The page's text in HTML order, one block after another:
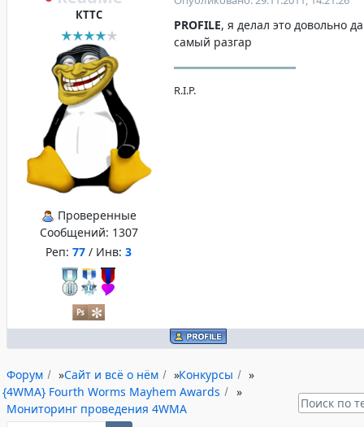
КТТС
Проверенные
Сообщений: 1307
Реп: 77 / Инв: 3
PROFILE, я делал это довольно
самый разгар
R.I.P.
Форум »Сайт и всё о нём »Конкурсы
»
{4WMA} Fourth Worms Mayhem Awards
»
Мониторинг проведения 4WMA